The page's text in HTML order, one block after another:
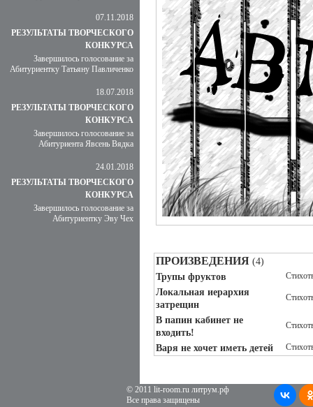
07.11.2018
РЕЗУЛЬТАТЫ ТВОРЧЕСКОГО
КОНКУРСА
Завершилось голосование за
Абитуриентку Татьяну Павличенко
18.07.2018
РЕЗУЛЬТАТЫ ТВОРЧЕСКОГО
КОНКУРСА
Завершилось голосование за
Абитуриента Явсень Вядка
24.01.2018
РЕЗУЛЬТАТЫ ТВОРЧЕСКОГО
КОНКУРСА
Завершилось голосование за
Абитуриентку Эву Чех
ПРОИЗВЕДЕНИЯ (4)
Трупы фруктов
Локальная иерархия
затрещин
В папин кабинет не
входить!
Варя не хочет иметь детей
© 2011 lit-room.ru литрум.рф
Все права защищены